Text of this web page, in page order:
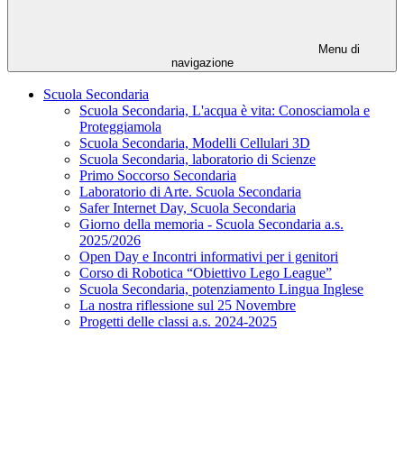
Menu di
navigazione
Scuola Secondaria
Scuola Secondaria, L'acqua è vita: Conosciamola e
Proteggiamola
Scuola Secondaria, Modelli Cellulari 3D
Scuola Secondaria, laboratorio di Scienze
Primo Soccorso Secondaria
Laboratorio di Arte. Scuola Secondaria
Safer Internet Day, Scuola Secondaria
Giorno della memoria - Scuola Secondaria a.s.
2025/2026
Open Day e Incontri informativi per i genitori
Corso di Robotica “Obiettivo Lego League”
Scuola Secondaria, potenziamento Lingua Inglese
La nostra riflessione sul 25 Novembre
Progetti delle classi a.s. 2024-2025